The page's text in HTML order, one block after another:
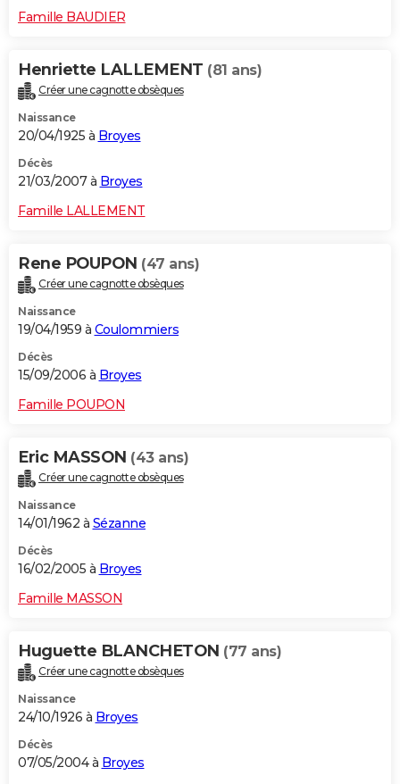
Famille BAUDIER
Henriette LALLEMENT (81 ans)
Créer une cagnotte obsèques
Naissance
20/04/1925 à Broyes
Décès
21/03/2007 à Broyes
Famille LALLEMENT
Rene POUPON (47 ans)
Créer une cagnotte obsèques
Naissance
19/04/1959 à Coulommiers
Décès
15/09/2006 à Broyes
Famille POUPON
Eric MASSON (43 ans)
Créer une cagnotte obsèques
Naissance
14/01/1962 à Sézanne
Décès
16/02/2005 à Broyes
Famille MASSON
Huguette BLANCHETON (77 ans)
Créer une cagnotte obsèques
Naissance
24/10/1926 à Broyes
Décès
07/05/2004 à Broyes